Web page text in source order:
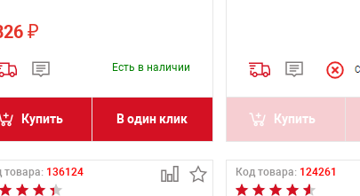
₽
Есть в наличии
Купить В один клик Купить
товара: 136124 Код товара: 124261